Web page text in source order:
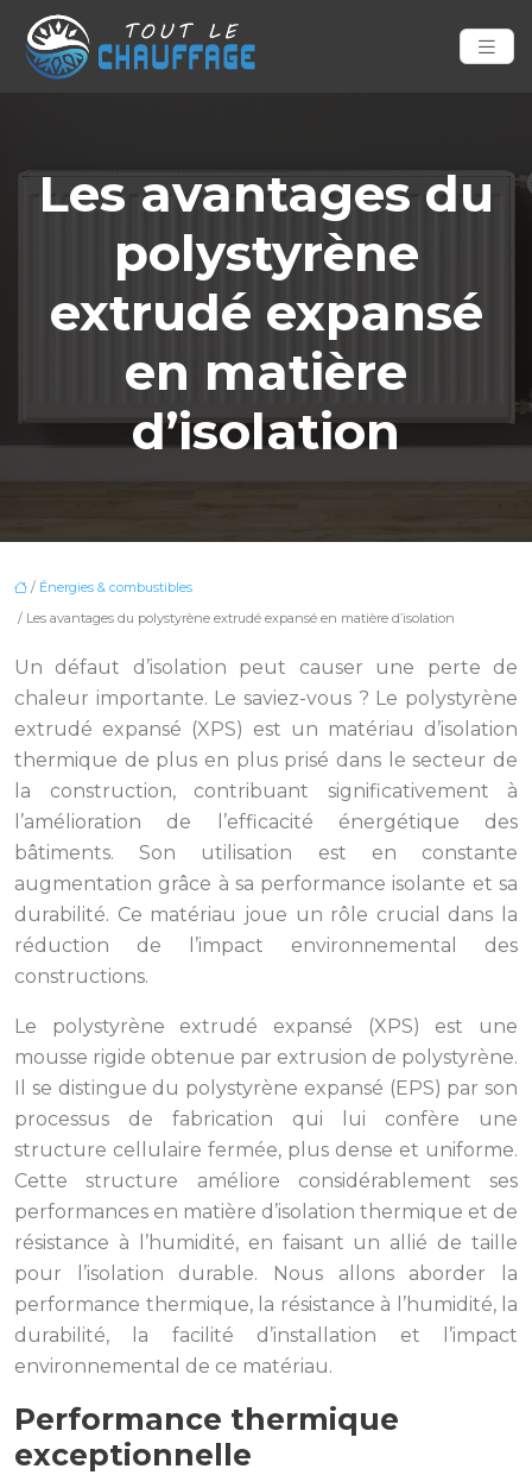
Les avantages du
polystyrène
extrudé expansé
en matière
d’isolation
/ Énergies & combustibles
/ Les avantages du polystyrène extrudé expansé en matière d’isolation
Un défaut d’isolation peut causer une perte de
chaleur importante. Le saviez-vous ? Le polystyrène
extrudé expansé (XPS) est un matériau d’isolation
thermique de plus en plus prisé dans le secteur de
la construction, contribuant significativement à
l’amélioration de l’efficacité énergétique des
bâtiments. Son utilisation est en constante
augmentation grâce à sa performance isolante et sa
durabilité. Ce matériau joue un rôle crucial dans la
réduction de l’impact environnemental des
constructions.
Le polystyrène extrudé expansé (XPS) est une
mousse rigide obtenue par extrusion de polystyrène.
Il se distingue du polystyrène expansé (EPS) par son
processus de fabrication qui lui confère une
structure cellulaire fermée, plus dense et uniforme.
Cette structure améliore considérablement ses
performances en matière d’isolation thermique et de
résistance à l’humidité, en faisant un allié de taille
pour l’isolation durable. Nous allons aborder la
performance thermique, la résistance à l’humidité, la
durabilité, la facilité d’installation et l’impact
environnemental de ce matériau.
Performance thermique
exceptionnelle